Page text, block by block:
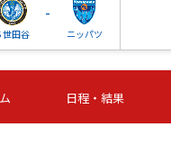
世田谷
-
ニッパツ
第16節 09/05 (土) 15:00
ニッパツ
-
第16
合結果 次節
日程・結果